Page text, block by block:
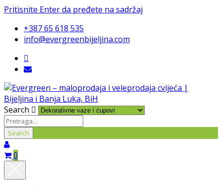
Pritisnite Enter da pređete na sadržaj
+387 65 618 535
info@evergreenbijeljina.com
Search
0